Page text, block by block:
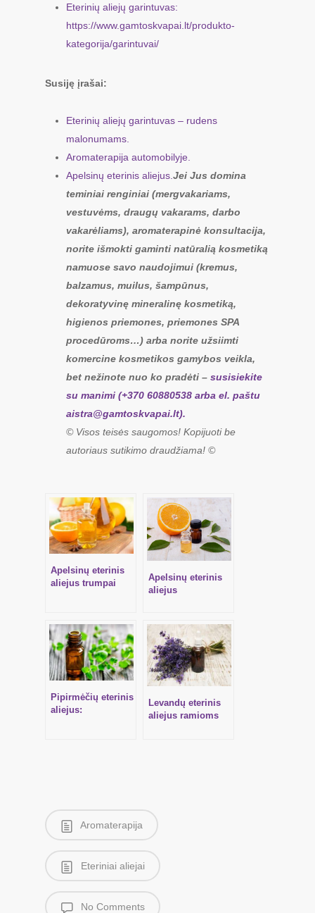
Eterinių aliejų garintuvas:
https://www.gamtoskvapai.lt/produkto-
kategorija/garintuvai/
Susiję įrašai:
Eterinių aliejų garintuvas – rudens
malonumams.
Aromaterapija automobilyje.
Apelsinų eterinis aliejus. Jei Jus domina
teminiai renginiai (mergvakariams,
vestuvėms, draugų vakarams, darbo
vakarėliams), aromaterapinė konsultacija,
norite išmokti gaminti natūralią kosmetiką
namuose savo naudojimui (kremus,
balzamus, muilus, šampūnus,
dekoratyvinę mineralinę kosmetiką,
higienos priemones, priemones SPA
procedūroms…) arba norite užsiimti
komercine kosmetikos gamybos veikla,
bet nežinote nuo ko pradėti – susisiekite
su manimi (+370 60880538 arba el. paštu
aistra@gamtoskvapai.lt).
© Visos teisės saugomos! Kopijuoti be
autoriaus sutikimo draudžiama! ©
Apelsinų eterinis
aliejus trumpai
Apelsinų eterinis
aliejus
Pipirmėčių eterinis
aliejus:
Levandų eterinis
aliejus ramioms
Aromaterapija
Eteriniai aliejai
No Comments